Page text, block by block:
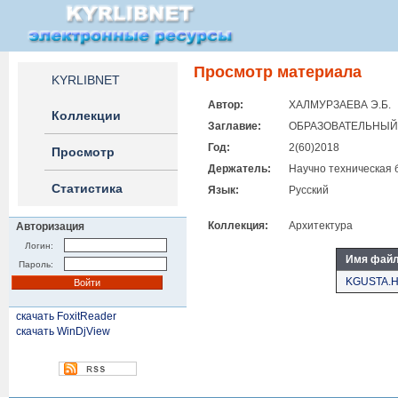
KYRLIBNET
Коллекции
Просмотр
Статистика
Авторизация
Логин:
Пароль:
скачать FoxitReader
скачать WinDjView
Просмотр материала
Автор:
ХАЛМУРЗАЕВА Э.Б.
Заглавие:
Год:
2(60)2018
Держатель:
Научно техническая
Язык:
Русский
Коллекция: Архитектура
Имя